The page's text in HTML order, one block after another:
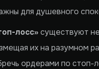
для душевного
лосс»существуют
их на разумном
ордерами по стоп-